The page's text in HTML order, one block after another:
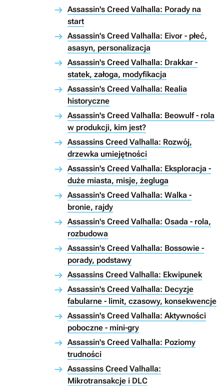
Assassin's Creed Valhalla: Porady na
start
Assassin's Creed Valhalla: Eivor - płeć,
asasyn, personalizacja
Assassin's Creed Valhalla: Drakkar -
statek, załoga, modyfikacja
Assassin's Creed Valhalla: Realia
historyczne
Assassin's Creed Valhalla: Beowulf - rola
w produkcji, kim jest?
Assassins Creed Valhalla: Rozwój,
drzewka umiejętności
Assassin's Creed Valhalla: Eksploracja -
duże miasta, misje, żegluga
Assassin's Creed Valhalla: Walka -
bronie, rajdy
Assassin's Creed Valhalla: Osada - rola,
rozbudowa
Assassin's Creed Valhalla: Bossowie -
porady, podstawy
Assassins Creed Valhalla: Ekwipunek
Assassin's Creed Valhalla: Decyzje
fabularne - limit, czasowy, konsekwencje
Assassin's Creed Valhalla: Aktywności
poboczne - mini-gry
Assassin's Creed Valhalla: Poziomy
trudności
Assassins Creed Valhalla:
Mikrotransakcje i DLC